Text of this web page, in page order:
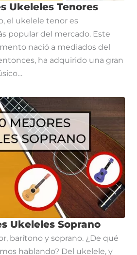
Ukeleles Tenores
el ukelele tenor es
popular del mercado. Este
nació a mediados del
ha adquirido una gran
Ukeleles Soprano
barítono y soprano. ¿De qué
hablando? Del ukelele, y